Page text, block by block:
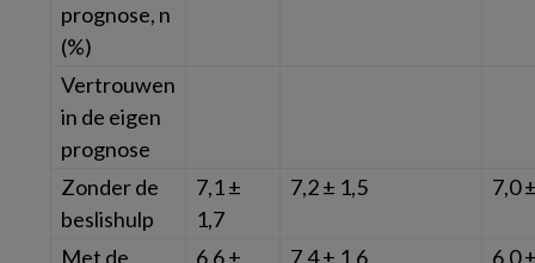
prognose, n
(%)
Vertrouwen
in de eigen
prognose
Zonder de
beslishulp
7,1 ±
1,7
7,2 ± 1,5 7,0
Met de
6,6 ±
7,4 ± 1,6 6,0